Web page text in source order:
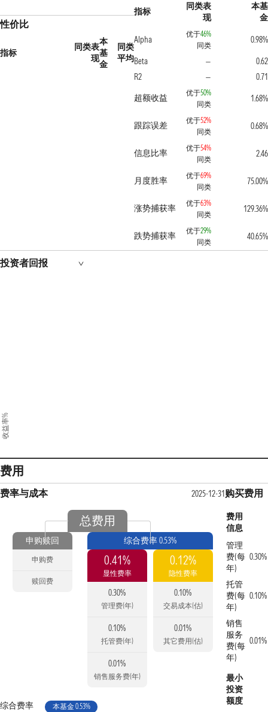
性价比
指标
同类表
现
本
基
金
同类
平均
指标
同类表
现
本基
金
Alpha
优于46%
同类
0.98%
Beta
—
0.62
R2
—
0.71
超额收益
优于50%
同类
1.68%
跟踪误差 优于52%
同类
0.68%
信息比率 优于54%
同类
2.46
月度胜率 优于69%
同类
75.00%
涨势捕获率 优于63%
同类
129.36%
跌势捕获率 优于29%
同类
40.65%
投资者回报
收益率%
费用
费率与成本 2025-12-31
总费用
申购赎回
申购费
赎回费
综合费率 0.53%
0.41%
显性费率
0.30%
管理费(年)
0.10%
托管费(年)
0.01%
销售服务费(年)
0.12%
隐性费率
0.10%
交易成本(估)
0.01%
其它费用(估)
综合费率 本基金 0.53%
购买费用
费用
信息
管理
费(每
年)
0.30%
托管
费(每
年)
0.10%
销售
服务
费(每
年)
0.01%
最小
投资
额度